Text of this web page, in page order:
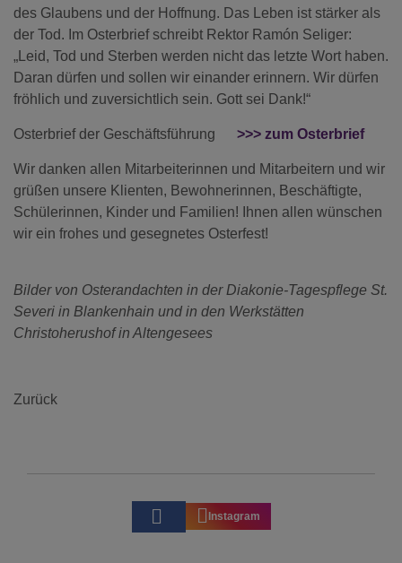
des Glaubens und der Hoffnung. Das Leben ist stärker als
der Tod. Im Osterbrief schreibt Rektor Ramón Seliger:
„Leid, Tod und Sterben werden nicht das letzte Wort haben.
Daran dürfen und sollen wir einander erinnern. Wir dürfen
fröhlich und zuversichtlich sein. Gott sei Dank!“
Osterbrief der Geschäftsführung >>> zum Osterbrief
Wir danken allen Mitarbeiterinnen und Mitarbeitern und wir
grüßen unsere Klienten, Bewohnerinnen, Beschäftigte,
Schülerinnen, Kinder und Familien! Ihnen allen wünschen
wir ein frohes und gesegnetes Osterfest!
Bilder von Osterandachten in der Diakonie-Tagespflege St.
Severi in Blankenhain und in den Werkstätten
Christoherushof in Altengesees
Zurück
Instagram